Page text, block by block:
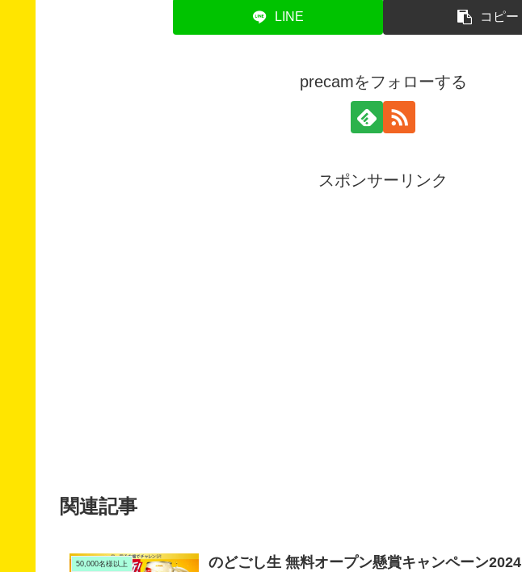
LINE コピー
precamをフォローする
スポンサーリンク
関連記事
50,000名様以上 のどごし生 無料オープン懸賞キャンペーン2024